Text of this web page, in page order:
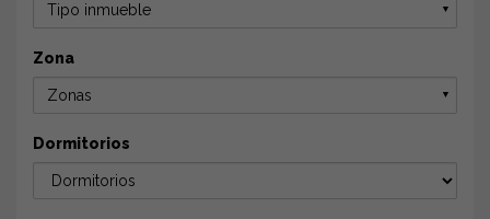
Tipo inmueble ▼
Zona
Zonas ▼
Dormitorios